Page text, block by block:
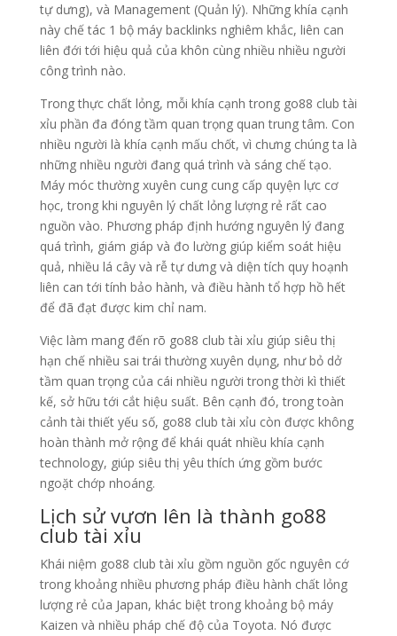
tự dưng), và Management (Quản lý). Những khía cạnh
này chế tác 1 bộ máy backlinks nghiêm khắc, liên can
liên đới tới hiệu quả của khôn cùng nhiều nhiều người
công trình nào.
Trong thực chất lỏng, mỗi khía cạnh trong go88 club tài
xỉu phần đa đóng tầm quan trọng quan trung tâm. Con
nhiều người là khía cạnh mấu chốt, vì chưng chúng ta là
những nhiều người đang quá trình và sáng chế tạo.
Máy móc thường xuyên cung cung cấp quyện lực cơ
học, trong khi nguyên lý chất lỏng lượng rẻ rất cao
nguồn vào. Phương pháp định hướng nguyên lý đang
quá trình, giám giáp và đo lường giúp kiểm soát hiệu
quả, nhiều lá cây và rễ tự dưng và diện tích quy hoạnh
liên can tới tính bảo hành, và điều hành tổ hợp hồ hết
để đã đạt được kim chỉ nam.
Việc làm mang đến rõ go88 club tài xỉu giúp siêu thị
hạn chế nhiều sai trái thường xuyên dụng, như bỏ dở
tầm quan trọng của cái nhiều người trong thời kì thiết
kế, sở hữu tới cắt hiệu suất. Bên cạnh đó, trong toàn
cảnh tài thiết yếu số, go88 club tài xỉu còn được không
hoàn thành mở rộng để khái quát nhiều khía cạnh
technology, giúp siêu thị yêu thích ứng gồm bước
ngoặt chớp nhoáng.
Lịch sử vươn lên là thành go88
club tài xỉu
Khái niệm go88 club tài xỉu gồm nguồn gốc nguyên cớ
trong khoảng nhiều phương pháp điều hành chất lỏng
lượng rẻ của Japan, khác biệt trong khoảng bộ máy
Kaizen và nhiều pháp chế độ của Toyota. Nó được